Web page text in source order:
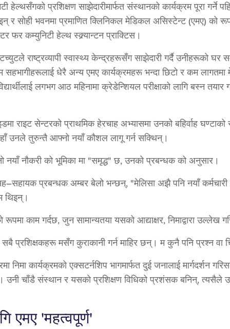
हेल्थसँगको प्रशिक्षण साझेदारीमार्फत संस्थानको कार्यक्रम पूरा गर्ने
र सोही भवनमा प्रमाणित क्लिनिकल मेडिकल असिस्टेन्ट (एमए) को
फर कम्युनिटी हेल्थ स्क्र्यान्टन प्राक्टिस।
राष्ट्रव्यापी स्वास्थ्य केन्द्रहरूसँग साझेदारी गर्दै उनीहरूको घर
धेरै अन्य एमए कार्यक्रमहरू भन्दा छिटो र कम
लगभग आठ महिनामा क्रेडेन्शियल परीक्षाको लागि बस्न
राइट सेन्टरको प्राथमिक हेरचाह अभ्यासमा उनको बहिर्वाह घण्टाको
उनले तुरुन्तै आफ्नो नयाँ कौशल लागू गर्न सक्थिन्।
नौकरी को भूमिका मा "समृद्ध" छ, उनको प्रबन्धक को अनुसार।
प्रबन्धक अम्बर बेलो भन्छन्, "मेलिसा अझै पनि नयाँ
थिइन्।
काम गर्दछ, जुन सामान्यतया यसको आद्याक्षर, निमाद्वारा उल्लेख
प्रशिक्षकहरू मसँग कुराकानी गर्न माहिर छन्। म कुनै पनि प्रश्न वा
निमा कार्यक्रमको एक्सटर्नशिप भागमार्फत दुई जनालाई
उनी चाँडै संस्थान र यसको प्रशिक्षण विधिको प्रशंसक बनिन्, त्यसैले
एमए 'महत्वपूर्ण'